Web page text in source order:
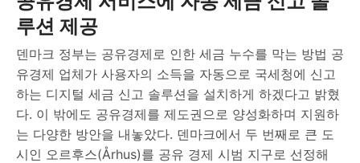
루션 제공
덴마크 정부는 공유경제로 인한 세금 누수를 막는 방법 공
유경제 업체가 사용자의 소득을 자동으로 국세청에 신고
하는 디지털 세금 신고 솔루션을 설치하게 하겠다고 밝혔
다. 이 밖에도 공유경제를 제도권으로 양성화하며 지원하
는 다양한 방안을 내놓았다. 덴마크에서 두 번째로 큰 도
시인 오르후스(Århus)를 공유 경제 시범 지구로 선정해